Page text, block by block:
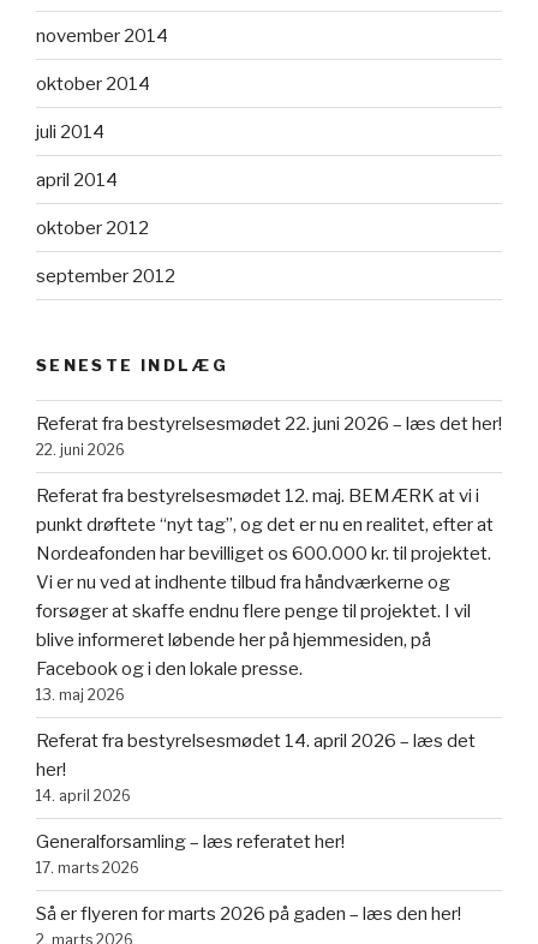
november 2014
oktober 2014
juli 2014
april 2014
oktober 2012
september 2012
SENESTE INDLÆG
Referat fra bestyrelsesmødet 22. juni 2026 – læs det her!
22. juni 2026
Referat fra bestyrelsesmødet 12. maj. BEMÆRK at vi i
punkt drøftete “nyt tag”, og det er nu en realitet, efter at
Nordeafonden har bevilliget os 600.000 kr. til projektet.
Vi er nu ved at indhente tilbud fra håndværkerne og
forsøger at skaffe endnu flere penge til projektet. I vil
blive informeret løbende her på hjemmesiden, på
Facebook og i den lokale presse.
13. maj 2026
Referat fra bestyrelsesmødet 14. april 2026 – læs det
her!
14. april 2026
Generalforsamling – læs referatet her!
17. marts 2026
Så er flyeren for marts 2026 på gaden – læs den her!
2. marts 2026